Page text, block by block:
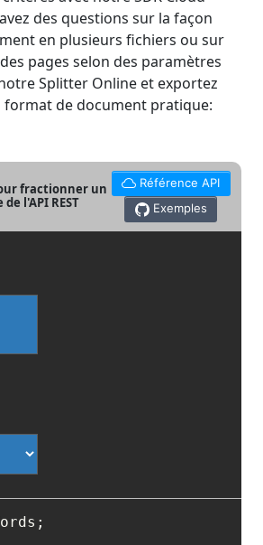
des questions sur la façon
en plusieurs fichiers ou sur
pages selon des paramètres
Splitter Online et exportez
format de document pratique:
fractionner un
l'API REST
Référence API
Exemples